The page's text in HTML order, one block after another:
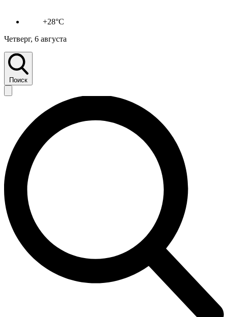
+28°C
Четверг, 6 августа
Поиск